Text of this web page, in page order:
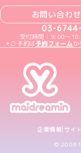
お問い合わ
03-
受付時間：9:00～
＊ご予約は予約フォームか
企業情報 サイ
© 2008